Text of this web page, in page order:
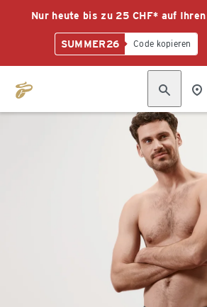
Nur heute bis zu 25 CHF* auf
SUMMER26 Code kopieren